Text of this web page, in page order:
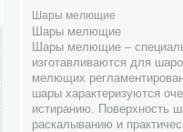
Шары мелющие
Шары мелющие
Шары мелющие –
изготавливаются для
мелющих
шары характеризуются
истиранию. Поверхность
раскалыванию и